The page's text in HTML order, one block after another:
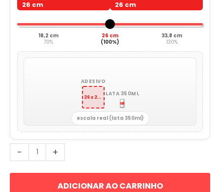
26 cm 26 cm
18,2 cm
70%
26 cm
(100%)
33,8 cm
130%
ADESIVO
26 x 26 cm LATA 350ML
escala real (lata 350ml)
-
de
Deficiente
+
ADICIONAR AO CARRINHO